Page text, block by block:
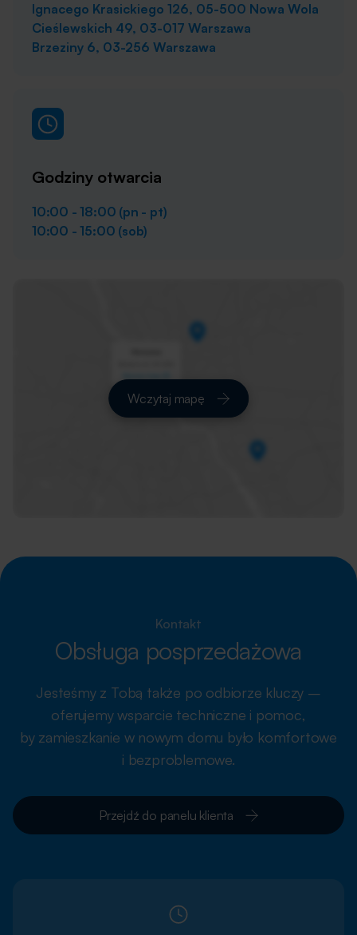
Ignacego Krasickiego 126, 05-500 Nowa Wola
Cieślewskich 49, 03-017 Warszawa
Brzeziny 6, 03-256 Warszawa
Godziny otwarcia
10:00 - 18:00 (pn - pt)
10:00 - 15:00 (sob)
Wczytaj mapę
Kontakt
Obsługa posprzedażowa
Jesteśmy z Tobą także po odbiorze kluczy –
oferujemy wsparcie techniczne i pomoc,
by zamieszkanie w nowym domu było komfortowe
i bezproblemowe.
Przejdź do panelu klienta